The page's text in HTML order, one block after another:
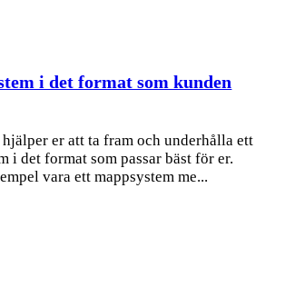
i det format som kunden
er att ta fram och underhålla ett
i det format som passar bäst för er.
vara ett mappsystem me...